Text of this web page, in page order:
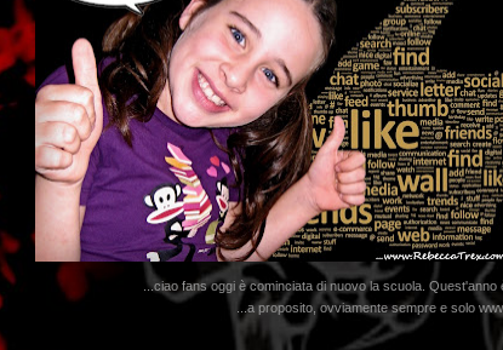
...ciao fans oggi è cominciata di nuovo la scuola. Quest'anno
...a proposito, ovviamente sempre e solo